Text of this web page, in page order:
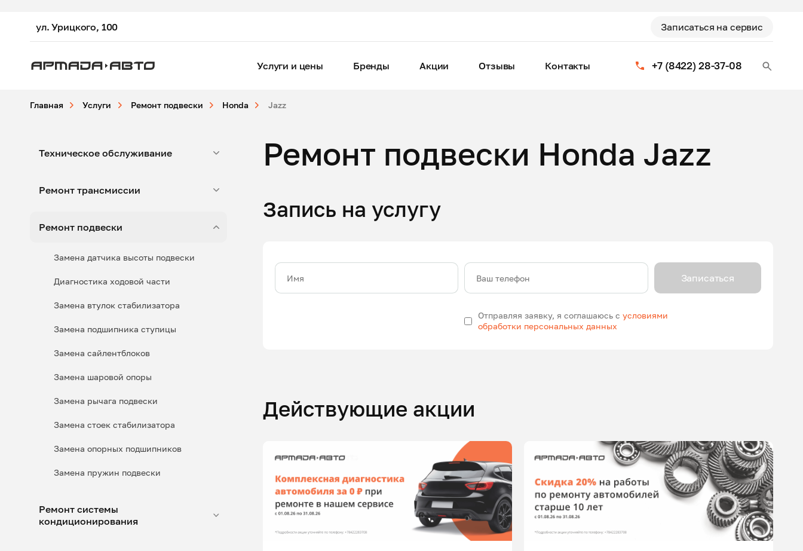
ул. Урицкого, 100 Записаться на сервис
+7 (8422) 28-37-08
Услуги и цены Бренды Акции Отзывы Контакты
Главная Услуги Ремонт подвески Honda Jazz
Техническое обслуживание
Ремонт трансмиссии
Ремонт подвески
Замена датчика высоты подвески
Диагностика ходовой части
Замена втулок стабилизатора
Замена подшипника ступицы
Замена сайлентблоков
Замена шаровой опоры
Замена рычага подвески
Замена стоек стабилизатора
Замена опорных подшипников
Замена пружин подвески
Ремонт системы
кондиционирования
Ремонт подвески Honda Jazz
Запись на услугу
Имя Ваш телефон
Отправляя заявку, я соглашаюсь сусловиями
обработки персональных данных
Записаться
Действующие акции